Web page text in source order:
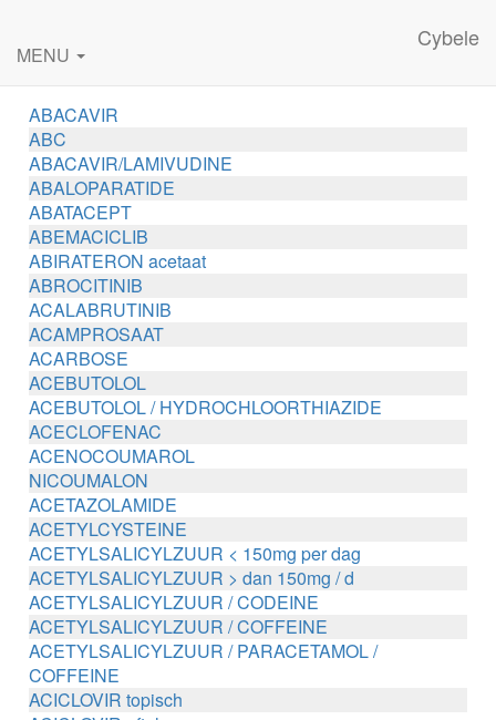
Cybele
MENU
ABACAVIR
ABC
ABACAVIR/LAMIVUDINE
ABALOPARATIDE
ABATACEPT
ABEMACICLIB
ABIRATERON acetaat
ABROCITINIB
ACALABRUTINIB
ACAMPROSAAT
ACARBOSE
ACEBUTOLOL
ACEBUTOLOL / HYDROCHLOORTHIAZIDE
ACECLOFENAC
ACENOCOUMAROL
NICOUMALON
ACETAZOLAMIDE
ACETYLCYSTEINE
ACETYLSALICYLZUUR < 150mg per dag
ACETYLSALICYLZUUR > dan 150mg / d
ACETYLSALICYLZUUR / CODEINE
ACETYLSALICYLZUUR / COFFEINE
ACETYLSALICYLZUUR / PARACETAMOL /
COFFEINE
ACICLOVIR topisch